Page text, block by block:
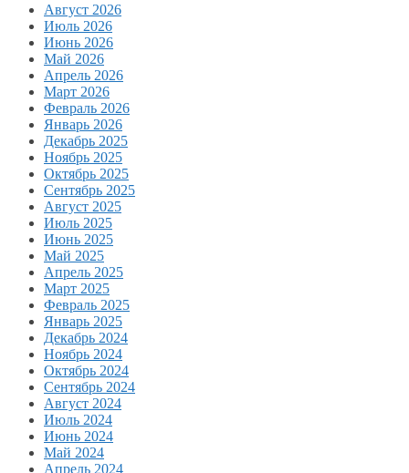
Август 2026
Июль 2026
Июнь 2026
Май 2026
Апрель 2026
Март 2026
Февраль 2026
Январь 2026
Декабрь 2025
Ноябрь 2025
Октябрь 2025
Сентябрь 2025
Август 2025
Июль 2025
Июнь 2025
Май 2025
Апрель 2025
Март 2025
Февраль 2025
Январь 2025
Декабрь 2024
Ноябрь 2024
Октябрь 2024
Сентябрь 2024
Август 2024
Июль 2024
Июнь 2024
Май 2024
Апрель 2024